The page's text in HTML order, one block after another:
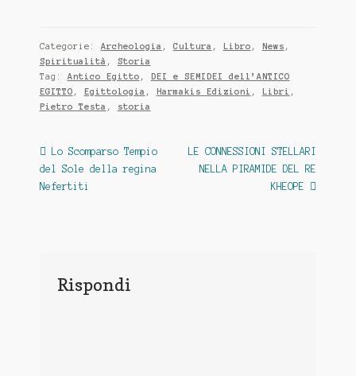
Categorie: Archeologia , Cultura , Libro , News ,
Spiritualità , Storia
Tag: Antico Egitto , DEI e SEMIDEI dell’ANTICO
EGITTO , Egittologia , Harmakis Edizioni , Libri ,
Pietro Testa , storia
Navigazione
articoli
Articolo
precedente:
Lo Scomparso Tempio
del Sole della regina
Nefertiti
Articolo
successivo:
LE CONNESSIONI STELLARI
NELLA PIRAMIDE DEL RE
KHEOPE
Rispondi